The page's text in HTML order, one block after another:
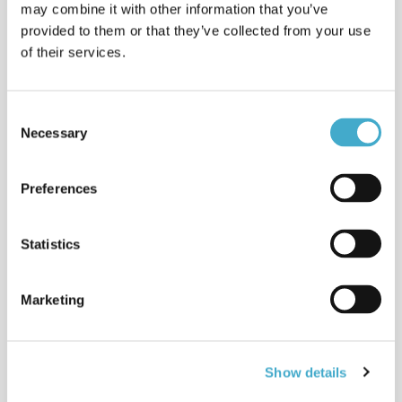
may combine it with other information that you’ve
provided to them or that they’ve collected from your use
of their services.
Selection
Necessary
Preferences
Statistics
Marketing
Show details
Remote Simultaneous
Interpreting (RSI)
Spanish < > English interpreting: e-
2022interpreting, Arabic <> English in